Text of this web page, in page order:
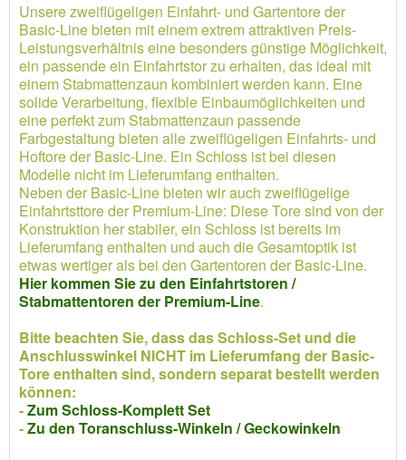
Unsere zweiflügeligen Einfahrt- und Gartentore der
Basic-Line bieten mit einem extrem attraktiven Preis-
Leistungsverhältnis eine besonders günstige Möglichkeit,
ein passende ein Einfahrtstor zu erhalten, das ideal mit
einem Stabmattenzaun kombiniert werden kann. Eine
solide Verarbeitung, flexible Einbaumöglichkeiten und
eine perfekt zum Stabmattenzaun passende
Farbgestaltung bieten alle zweiflügeligen Einfahrts- und
Hoftore der Basic-Line. Ein Schloss ist bei diesen
Modelle nicht im Lieferumfang enthalten.
Neben der Basic-Line bieten wir auch zweiflügelige
Einfahrtsttore der Premium-Line: Diese Tore sind von der
Konstruktion her stabiler, ein Schloss ist bereits im
Lieferumfang enthalten und auch die Gesamtoptik ist
etwas wertiger als bei den Gartentoren der Basic-Line.
Hier kommen Sie zu den Einfahrtstoren /
Stabmattentoren der Premium-Line.
Bitte beachten Sie, dass das Schloss-Set und die
Anschlusswinkel NICHT im Lieferumfang der Basic-
Tore enthalten sind, sondern separat bestellt werden
können:
-Zum Schloss-Komplett Set
-Zu den Toranschluss-Winkeln / Geckowinkeln